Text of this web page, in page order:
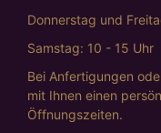
Donnerstag und
Samstag: 10 - 15 Uhr
Bei Anfertigungen
mit Ihnen einen
Öffnungszeiten.